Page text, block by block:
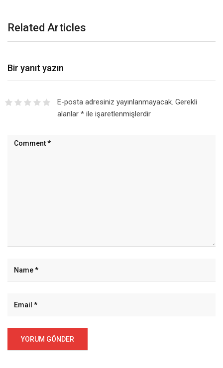
Related Articles
Bir yanıt yazın
E-posta adresiniz yayınlanmayacak. Gerekli
alanlar *ile işaretlenmişlerdir